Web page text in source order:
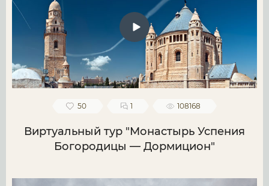
50 1 108168
Виртуальный тур "Монастырь Успения
Богородицы — Дормицион"